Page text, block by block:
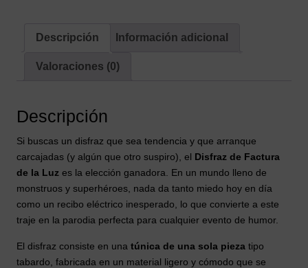
Descripción Información adicional
Valoraciones (0)
Descripción
Si buscas un disfraz que sea tendencia y que arranque
carcajadas (y algún que otro suspiro), el Disfraz de Factura
de la Luz es la elección ganadora. En un mundo lleno de
monstruos y superhéroes, nada da tanto miedo hoy en día
como un recibo eléctrico inesperado, lo que convierte a este
traje en la parodia perfecta para cualquier evento de humor.
El disfraz consiste en una túnica de una sola pieza tipo
tabardo, fabricada en un material ligero y cómodo que se